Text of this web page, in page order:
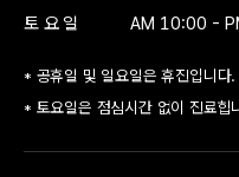
토 요 일
AM 10:00 -
* 공휴일 및 일요일은 휴진입니다.
* 토요일은 점심시간 없이 진료힙